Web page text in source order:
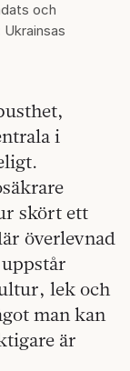
och
i
skört ett
överlevnad
lek och
man kan
är